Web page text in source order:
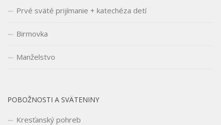
Prvé sväté prijímanie + katechéza detí
Birmovka
Manželstvo
POBOŽNOSTI A SVÄTENINY
Kresťanský pohreb